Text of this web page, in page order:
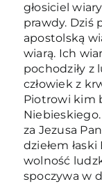
głosiciel
prawdy. Dziś
apostolską
wiarą. Ich
pochodziły z
człowiek z
Piotrowi kim
za Jezusa
dziełem
wolność
spoczywa w